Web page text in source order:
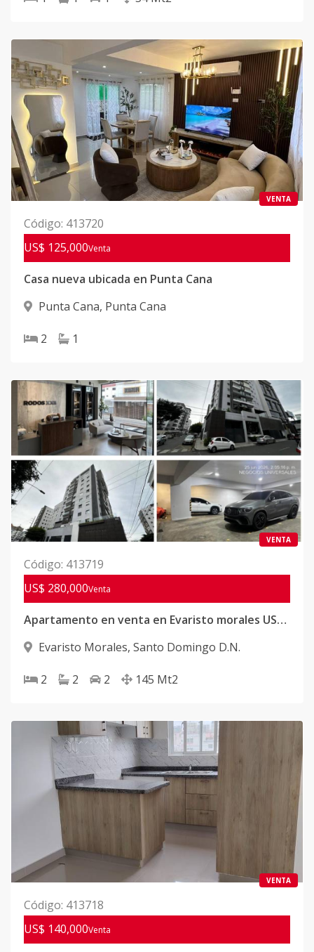
VENTA
Código: 413720
US$ 125,000Venta
Casa nueva ubicada en Punta Cana
Punta Cana, Punta Cana
2 1
VENTA
Código: 413719
US$ 280,000Venta
Apartamento en venta en Evaristo morales US$280.000
Evaristo Morales, Santo Domingo D.N.
2 2 2 145 Mt2
VENTA
Código: 413718
US$ 140,000Venta